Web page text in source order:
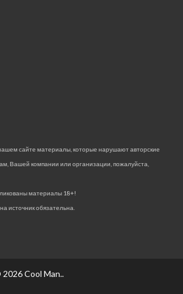
сайте материалы, которые нарушают авторские
Вашей компании или организации, пожалуйста,
материалы 18+!
источник обязательна.
2026Cool Man..